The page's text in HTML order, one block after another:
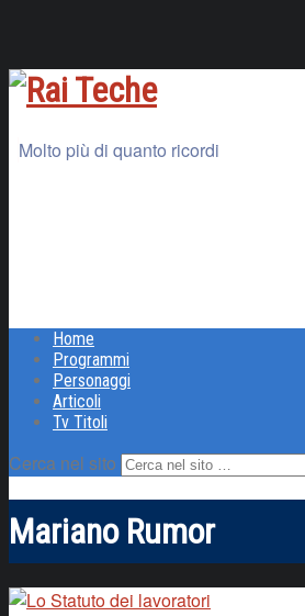
Molto più di quanto ricordi
Home
Programmi
Personaggi
Articoli
Tv Titoli
Cerca nel sito
Mariano Rumor